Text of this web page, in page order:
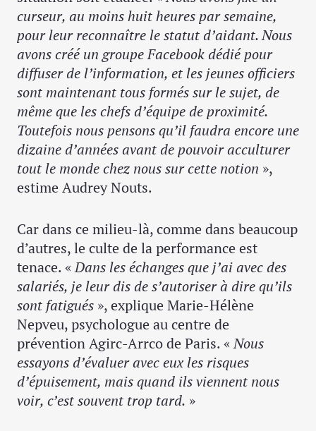
curseur, au moins huit heures par semaine,
pour leur reconnaître le statut d’aidant. Nous
avons créé un groupe Facebook dédié pour
diffuser de l’information, et les jeunes officiers
sont maintenant tous formés sur le sujet, de
même que les chefs d’équipe de proximité.
Toutefois nous pensons qu’il faudra encore une
dizaine d’années avant de pouvoir acculturer
tout le mondechez nous sur cette notion »,
estime Audrey Nouts.
Car dans ce milieu-là, comme dans beaucoup
d’autres, le culte de la performance est
tenace. «Dans les échanges que j’ai avec des
salariés, je leur dis de s’autoriser à dire qu’ils
sont fatigués », explique Marie-Hélène
Nepveu, psychologue au centre de
prévention Agirc-Arrco de Paris. «Nous
essayons d’évaluer avec eux les risques
d’épuisement, mais quand ils viennent nous
voir, c’est souvent trop tard. »